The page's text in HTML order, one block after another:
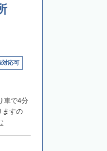
対応可
車で4分
ますの